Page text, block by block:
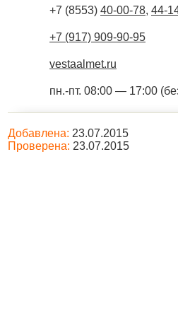
+7 (8553) 40-00-78, 44-
+7 (917) 909-90-95
vestaalmet.ru
пн.-пт. 08:00 — 17:00
Добавлена: 23.07.2015
Проверена: 23.07.2015